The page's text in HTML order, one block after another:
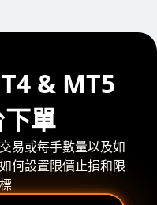
& MT5
單
易或每手數量以及如
何設置限價止損和限